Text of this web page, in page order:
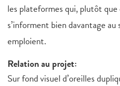
les plateformes qui, plutôt
s’informent bien davantage
emploient.
Relation au projet:
Sur fond visuel d’oreilles